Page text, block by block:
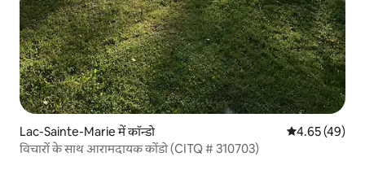
Lac-Sainte-Marie में कॉन्डो औसत रेटिंग 5 में
4.65 (49)
विचारों के साथ आरामदायक कोंडो (CITQ # 310703)